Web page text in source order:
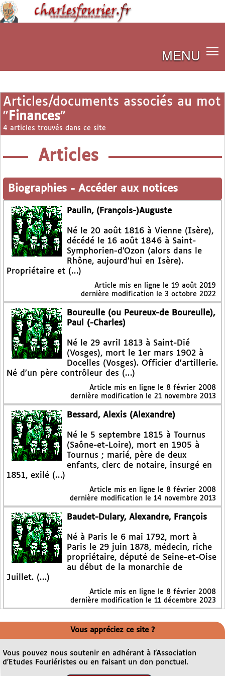
MENU
Articles/documents associés au mot
" Finances"
4 articles trouvés dans ce site
Articles
Biographies - Accéder aux notices
Paulin, (François-)Auguste
Né le 20 août 1816 à Vienne (Isère),
décédé le 16 août 1846 à Saint-
Symphorien-d’Ozon (alors dans le
Rhône, aujourd’hui en Isère).
Propriétaire et (…)
Article mis en ligne le 19 août 2019
dernière modification le 3 octobre 2022
Boureulle (ou Peureux-de Boureulle),
Paul (-Charles)
Né le 29 avril 1813 à Saint-Dié
(Vosges), mort le 1er mars 1902 à
Docelles (Vosges). Officier d’artillerie.
Né d’un père contrôleur des (…)
Article mis en ligne le 8 février 2008
dernière modification le 21 novembre 2013
Bessard, Alexis (Alexandre)
Né le 5 septembre 1815 à Tournus
(Saône-et-Loire), mort en 1905 à
Tournus ; marié, père de deux
enfants, clerc de notaire, insurgé en
1851, exilé (…)
Article mis en ligne le 8 février 2008
dernière modification le 14 novembre 2013
Baudet-Dulary, Alexandre, François
Né à Paris le 6 mai 1792, mort à
Paris le 29 juin 1878, médecin, riche
propriétaire, député de Seine-et-Oise
au début de la monarchie de
Juillet. (…)
Article mis en ligne le 8 février 2008
dernière modification le 11 décembre 2023
Vous appréciez ce site ?
Vous pouvez nous soutenir en adhérant à l’Association
d’Etudes Fouriéristes ou en faisant un don ponctuel.